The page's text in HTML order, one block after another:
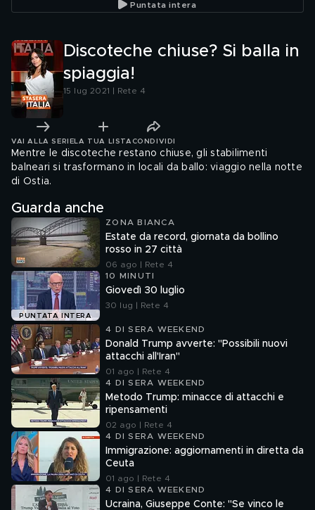
Puntata intera
Discoteche chiuse? Si balla in
spiaggia!
15 lug 2021 | Rete 4
VAI ALLA SERIE LA TUA LISTA CONDIVIDI
Mentre le discoteche restano chiuse, gli stabilimenti
balneari si trasformano in locali da ballo: viaggio nella notte
di Ostia.
Guarda anche
ZONA BIANCA
Estate da record, giornata da bollino
rosso in 27 città
06 ago | Rete 4
PUNTATA INTERA
10 MINUTI
Giovedì 30 luglio
30 lug | Rete 4
4 DI SERA WEEKEND
Donald Trump avverte: "Possibili nuovi
attacchi all'Iran"
01 ago | Rete 4
4 DI SERA WEEKEND
Metodo Trump: minacce di attacchi e
ripensamenti
02 ago | Rete 4
4 DI SERA WEEKEND
Immigrazione: aggiornamenti in diretta da
Ceuta
01 ago | Rete 4
4 DI SERA WEEKEND
Ucraina, Giuseppe Conte: "Se vinco le